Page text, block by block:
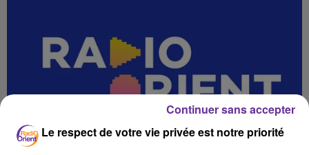
Le respect de votre vie privée est notre priorité
Continuer sans accepter